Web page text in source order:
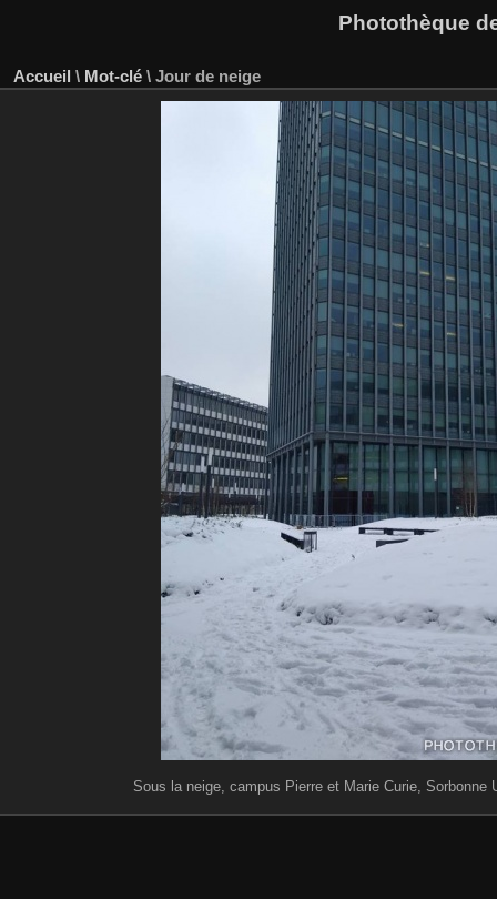
Photothèque
Accueil \ Mot-clé \ Jour de neige
Sous la neige, campus Pierre et Marie Curie, Sorbonne